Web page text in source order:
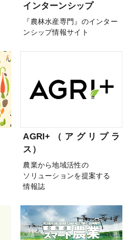
インターンシップ
『農林水産専門』のインター
ンシップ情報サイト
AGRI+（アグリプラ
ス）
農業から地域活性の
ソリューションを提案する
情報誌